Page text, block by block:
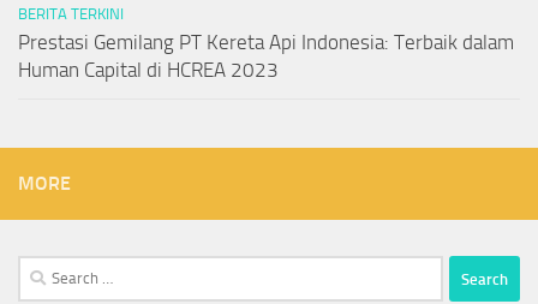
BERITA TERKINI
Prestasi Gemilang PT Kereta Api Indonesia: Terbaik dalam
Human Capital di HCREA 2023
MORE
Search
for: